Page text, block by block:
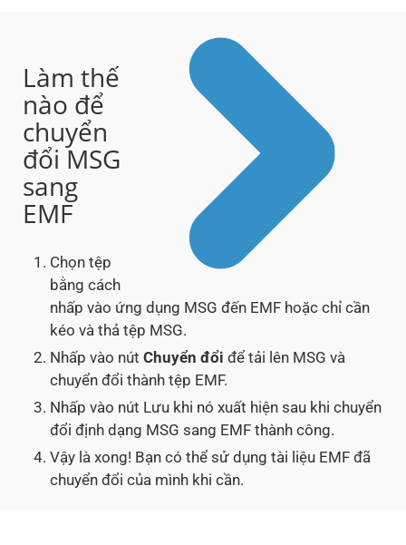
Làm thế
nào để
chuyển
đổi MSG
sang
EMF
Chọn tệp
bằng cách
nhấp vào ứng dụng MSG đến EMF hoặc chỉ cần
kéo và thả tệp MSG.
Nhấp vào nút Chuyển đổi để tải lên MSG và
chuyển đổi thành tệp EMF.
Nhấp vào nút Lưu khi nó xuất hiện sau khi chuyển
đổi định dạng MSG sang EMF thành công.
Vậy là xong! Bạn có thể sử dụng tài liệu EMF đã
chuyển đổi của mình khi cần.